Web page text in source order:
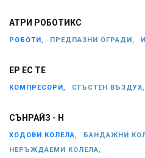
АТРИ РОБОТИКС
РОБОТИ, ПРЕДПАЗНИ ОГРАДИ,
ЕР ЕС ТЕ
КОМПРЕСОРИ, СГЪСТЕН ВЪЗДУХ,
СЪНРАЙЗ - Н
ХОДОВИ КОЛЕЛА,
БАНДАЖНИ
НЕРЪЖДАЕМИ КОЛЕЛА,